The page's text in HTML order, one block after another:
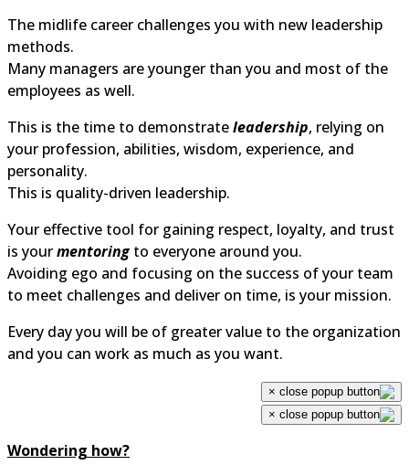
The midlife career challenges you with new leadership
methods.
Many managers are younger than you and most of the
employees as well.
This is the time to demonstrateleadership, relying on
your profession, abilities, wisdom, experience, and
personality.
This is quality-driven leadership.
Your effective tool for gaining respect, loyalty, and trust
is yourmentoringto everyone around you.
Avoiding ego and focusing on the success of your team
to meet challenges and deliver on time, is your mission.
Every day you will be of greater value to the organization
and you can work as much as you want.
×
×
Wondering how?